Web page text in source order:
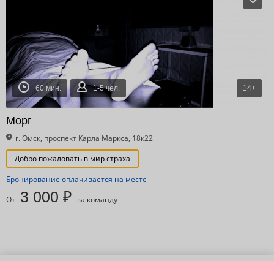
60 мин. 1-5 чел. 14+
Морг
г. Омск, проспект Карла Маркса, 18к22
Добро пожаловать в мир страха
Бронирование оплачивается на месте
От 3 000 ₽ за команду